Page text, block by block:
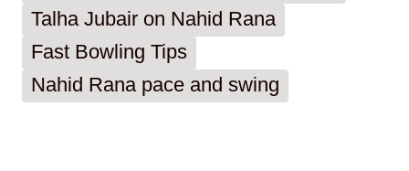
Talha Jubair on Nahid Rana
Fast Bowling Tips
Nahid Rana pace and swing